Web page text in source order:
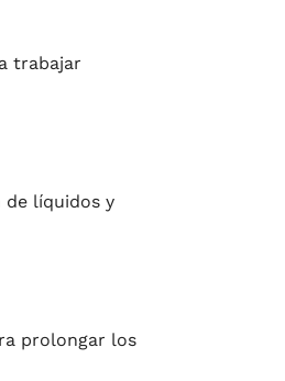
trabajar
de líquidos y
prolongar los